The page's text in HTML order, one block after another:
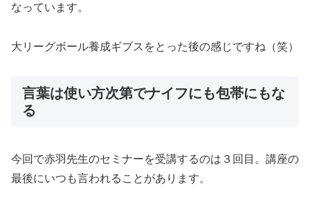
なっています。
大リーグボール養成ギブスをとった後の感じですね（笑）
言葉は使い方次第でナイフにも包帯にもな
る
今回で赤羽先生のセミナーを受講するのは３回目。講座の
最後にいつも言われることがあります。